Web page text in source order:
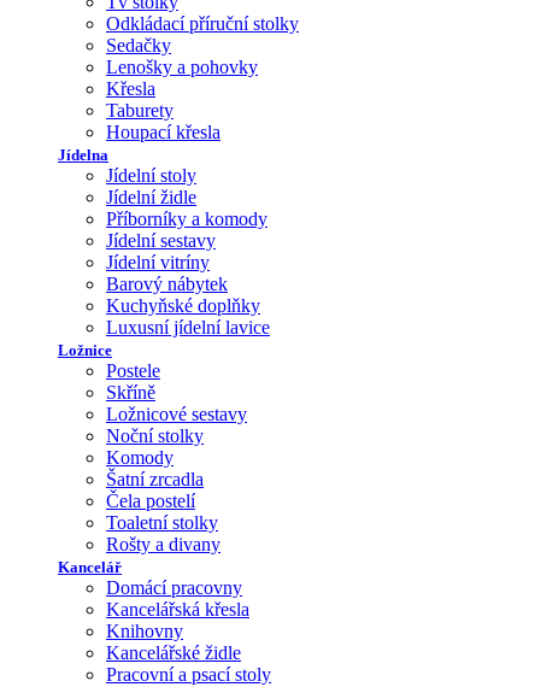
Odkládací příruční stolky
Sedačky
Lenošky a pohovky
Křesla
Taburety
Houpací křesla
Jídelna
Jídelní stoly
Jídelní židle
Příborníky a komody
Jídelní sestavy
Jídelní vitríny
Barový nábytek
Kuchyňské doplňky
Luxusní jídelní lavice
Ložnice
Postele
Skříně
Ložnicové sestavy
Noční stolky
Komody
Šatní zrcadla
Čela postelí
Toaletní stolky
Rošty a divany
Kancelář
Domácí pracovny
Kancelářská křesla
Knihovny
Kancelářské židle
Pracovní a psací stoly